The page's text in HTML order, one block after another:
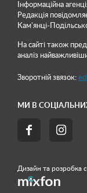
Інформаційна
Редакція
Кам'янці-
На сайті також
аналіз
Зворотній звязок:
МИ В
 
Дизайн та розробка